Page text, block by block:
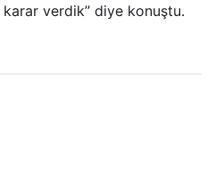
verdik” diye konuştu.